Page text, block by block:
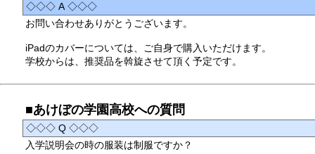
◇◇◇ A ◇◇◇
お問い合わせありがとうございます。
iPadのカバーについては、ご自身で購入いただけます。
学校からは、推奨品を斡旋させて頂く予定です。
■あけぼの学園高校への質問
◇◇◇ Q ◇◇◇
入学説明会の時の服装は制服ですか？